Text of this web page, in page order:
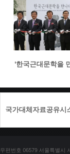
'한국근대문학을
국가대체자료공유시
우편번호 06579 서울특별시